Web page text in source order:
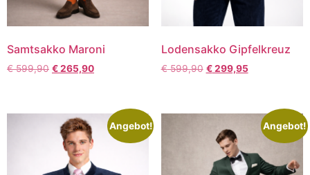
Samtsakko Maroni
€599,90 €265,90
Lodensakko Gipfelkreuz
€599,90 €299,95
Angebot! Angebot!